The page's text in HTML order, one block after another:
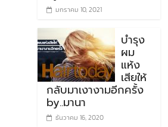
มกราคม 10, 2021
บำรุง
ผม
แห้ง
เสียให้
กลับมาเงางามอีกครั้ง
by..มานา
ธันวาคม 16, 2020